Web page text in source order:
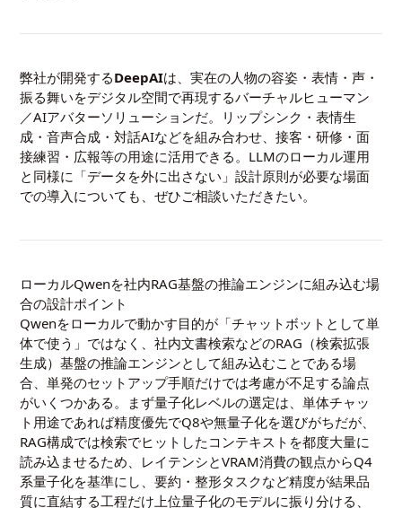
弊社が開発するDeepAIは、実在の人物の容姿・表情・声・
振る舞いをデジタル空間で再現するバーチャルヒューマン
／AIアバターソリューションだ。リップシンク・表情生
成・音声合成・対話AIなどを組み合わせ、接客・研修・面
接練習・広報等の用途に活用できる。LLMのローカル運用
と同様に「データを外に出さない」設計原則が必要な場面
での導入についても、ぜひご相談いただきたい。
ローカルQwenを社内RAG基盤の推論エンジンに組み込む場
合の設計ポイント
Qwenをローカルで動かす目的が「チャットボットとして単
体で使う」ではなく、社内文書検索などのRAG（検索拡張
生成）基盤の推論エンジンとして組み込むことである場
合、単発のセットアップ手順だけでは考慮が不足する論点
がいくつかある。まず量子化レベルの選定は、単体チャッ
ト用途であれば精度優先でQ8や無量子化を選びがちだが、
RAG構成では検索でヒットしたコンテキストを都度大量に
読み込ませるため、レイテンシとVRAM消費の観点からQ4
系量子化を基準にし、要約・整形タスクなど精度が結果品
質に直結する工程だけ上位量子化のモデルに振り分ける、